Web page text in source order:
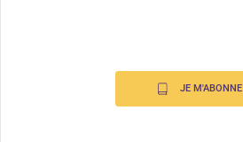
JE M'ABONNE